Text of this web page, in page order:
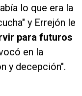
lo que era la
y Errejón le
para futuros
en la
y decepción".